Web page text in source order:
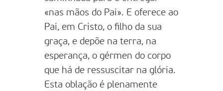
«nas mãos do Pai». E oferece ao
Pai, em Cristo, o filho da sua
graça, e depõe na terra, na
esperança, o gérmen do corpo
que há de ressuscitar na glória.
Esta oblação é plenamente